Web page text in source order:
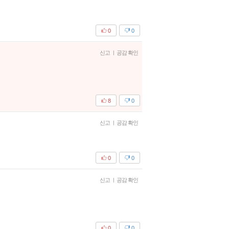
0
0
신고 | 공감 확인
0
8
신고 | 공감 확인
0
0
신고 | 공감 확인
0
0